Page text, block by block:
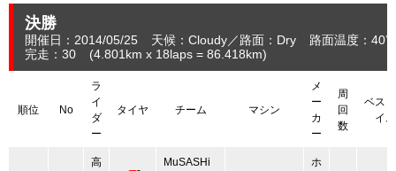
決勝
開催日：2014/05/25 天候：Cloudy 路面：Dry
路面温度：40℃
完走：30
(4.801 km x 18laps = 86.418km)
順位 No
ラ
イ
ダ
ー
タイヤ チーム マシン
メ
ー
カ
ー
周
回
数
ベス
イム
高
MuSASHi
ホ